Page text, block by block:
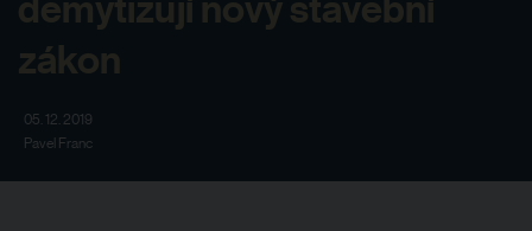
zákon
05. 12. 2019
Pavel Franc